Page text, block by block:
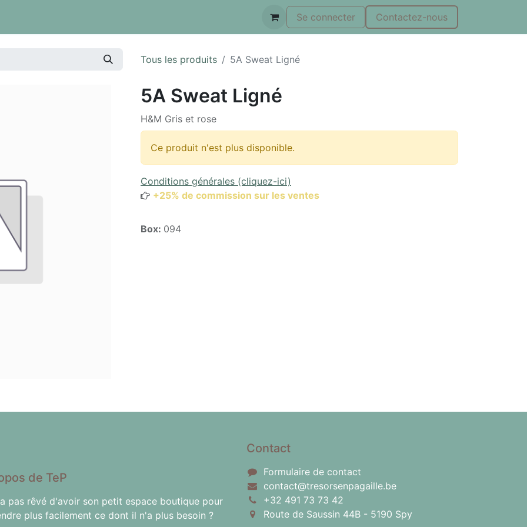
Se connecter Contactez-nous
Tous les produits 5A Sweat Ligné
5A Sweat Ligné
H&M Gris et rose
Ce produit n'est plus disponible.
Conditions générales (cliquez-ici)
+25% de commission sur les ventes
Box: 094
de TeP
pas rêvé d'avoir son petit espace boutique pour
plus facilement ce dont il n'a plus besoin ?
Contact
Formulaire de contact
contact@tresorsenpagaille.be
+32 491 73 73 42
Route de Saussin 44B - 5190 Spy